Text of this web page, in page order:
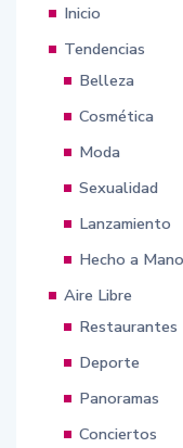
Inicio
Tendencias
Belleza
Cosmética
Moda
Sexualidad
Lanzamiento
Hecho a Mano
Aire Libre
Restaurantes
Deporte
Panoramas
Conciertos